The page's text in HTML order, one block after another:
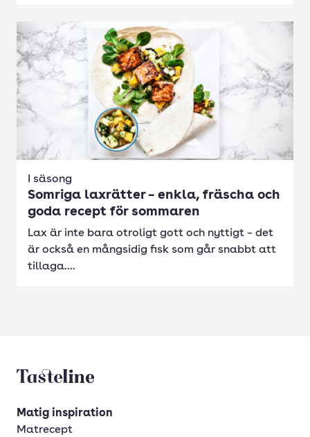
I säsong
Somriga laxrätter – enkla, fräscha och
goda recept för sommaren
Lax är inte bara otroligt gott och nyttigt – det
är också en mångsidig fisk som går snabbt att
tillaga....
Tasteline startsida
Matig inspiration
Matrecept